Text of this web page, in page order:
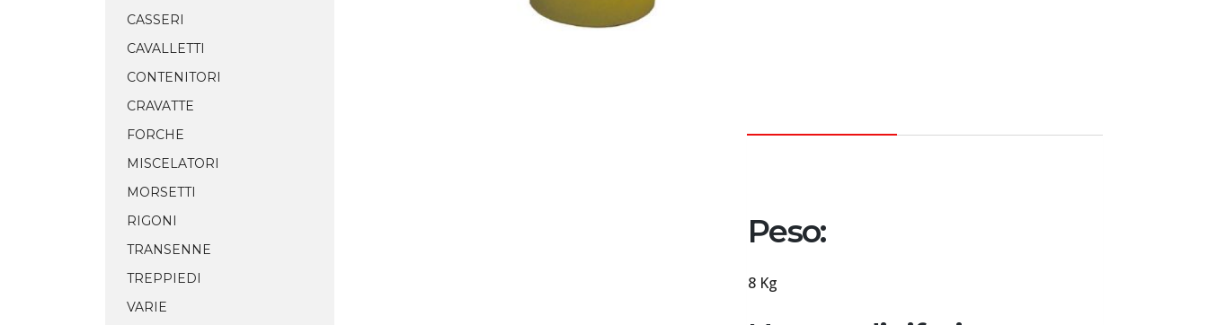
Peso:
8 Kg
CASSERI
CAVALLETTI
CONTENITORI
CRAVATTE
FORCHE
MISCELATORI
MORSETTI
RIGONI
TRANSENNE
TREPPIEDI
VARIE